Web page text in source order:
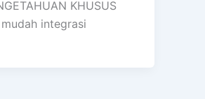
KHUSUS
integrasi